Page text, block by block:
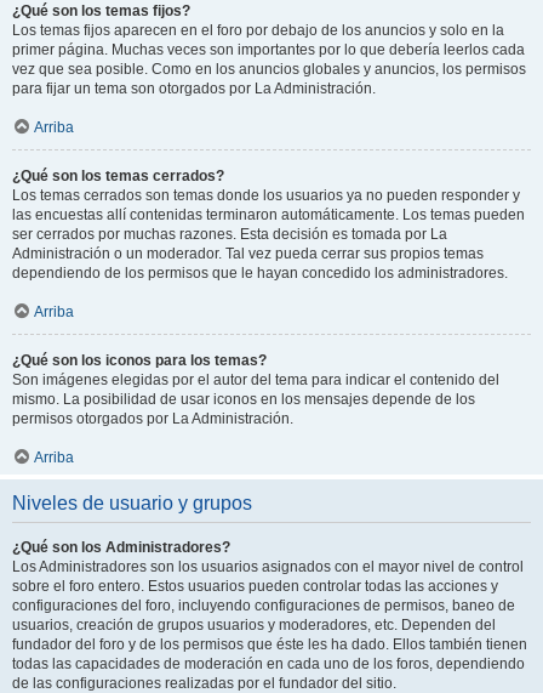
¿Qué son los temas fijos?
Los temas fijos aparecen en el foro por debajo de los anuncios y solo en la
primer página. Muchas veces son importantes por lo que debería leerlos cada
vez que sea posible. Como en los anuncios globales y anuncios, los permisos
para fijar un tema son otorgados por La Administración.
Arriba
¿Qué son los temas cerrados?
Los temas cerrados son temas donde los usuarios ya no pueden responder y
las encuestas allí contenidas terminaron automáticamente. Los temas pueden
ser cerrados por muchas razones. Esta decisión es tomada por La
Administración o un moderador. Tal vez pueda cerrar sus propios temas
dependiendo de los permisos que le hayan concedido los administradores.
Arriba
¿Qué son los iconos para los temas?
Son imágenes elegidas por el autor del tema para indicar el contenido del
mismo. La posibilidad de usar iconos en los mensajes depende de los
permisos otorgados por La Administración.
Arriba
Niveles de usuario y grupos
¿Qué son los Administradores?
Los Administradores son los usuarios asignados con el mayor nivel de control
sobre el foro entero. Estos usuarios pueden controlar todas las acciones y
configuraciones del foro, incluyendo configuraciones de permisos, baneo de
usuarios, creación de grupos usuarios y moderadores, etc. Dependen del
fundador del foro y de los permisos que éste les ha dado. Ellos también tienen
todas las capacidades de moderación en cada uno de los foros, dependiendo
de las configuraciones realizadas por el fundador del sitio.